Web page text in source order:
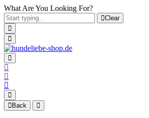
What Are You Looking For?
Clear
Back